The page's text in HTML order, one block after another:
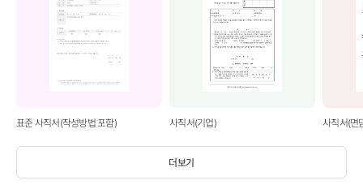
더보기
표준 사직서(작성방법 포함) 사직서(기업) 사직서(면